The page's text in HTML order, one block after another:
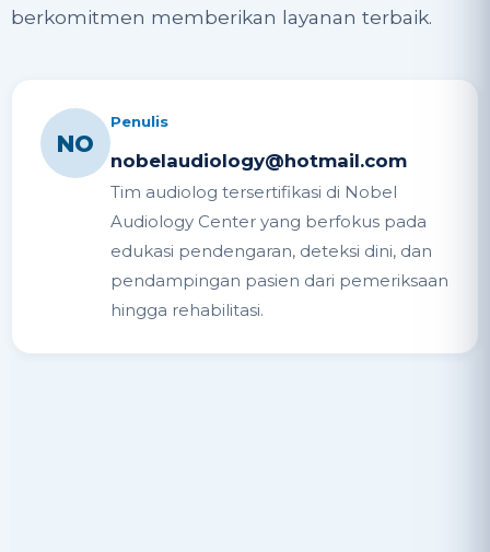
berkomitmen memberikan layanan terbaik.
NO
Penulis
nobelaudiology@hotmail.com
Tim audiolog tersertifikasi di Nobel
Audiology Center yang berfokus pada
edukasi pendengaran, deteksi dini, dan
pendampingan pasien dari pemeriksaan
hingga rehabilitasi.